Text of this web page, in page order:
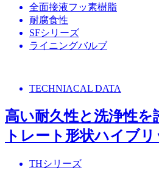
全面接液フッ素樹脂
耐腐食性
SFシリーズ
ライニングバルブ
TECHNIACAL DATA
高い耐久性と洗浄性を
トレート形状ハイブ
THシリーズ